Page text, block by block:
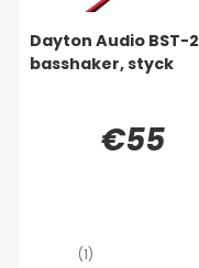
Dayton Audio BST-2
basshaker, styck
€55
(1)